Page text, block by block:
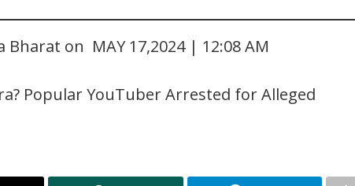
Bharat on MAY 17,2024 | 12:08 AM
Popular YouTuber Arrested for Alleged